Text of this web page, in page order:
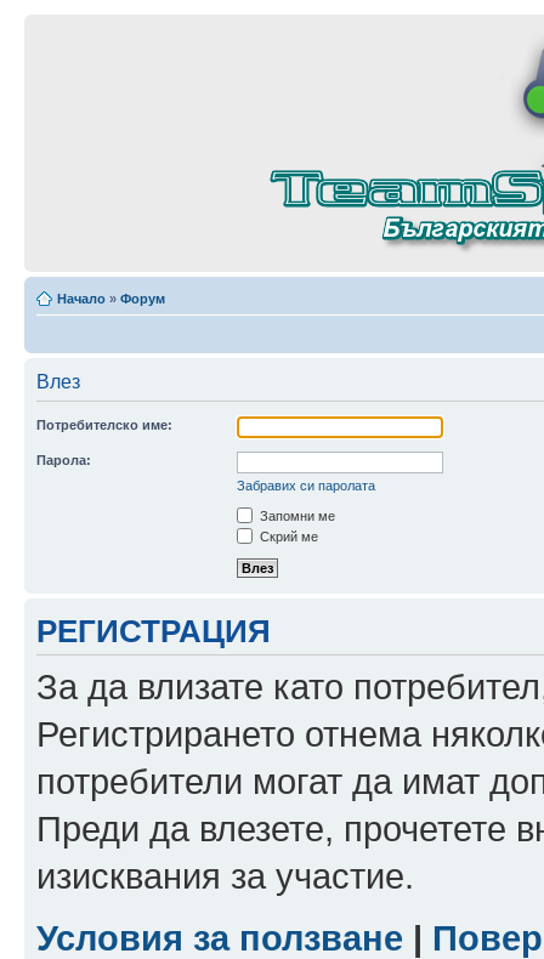
Начало » Форум
Влез
Потребителско име:
Парола:
Забравих си паролата
Запомни ме
Скрий ме
РЕГИСТРАЦИЯ
За да влизате като
Регистрирането отнема
потребители могат да имат
Преди да влезете, прочетете
изисквания за участие.
Условия за ползване |